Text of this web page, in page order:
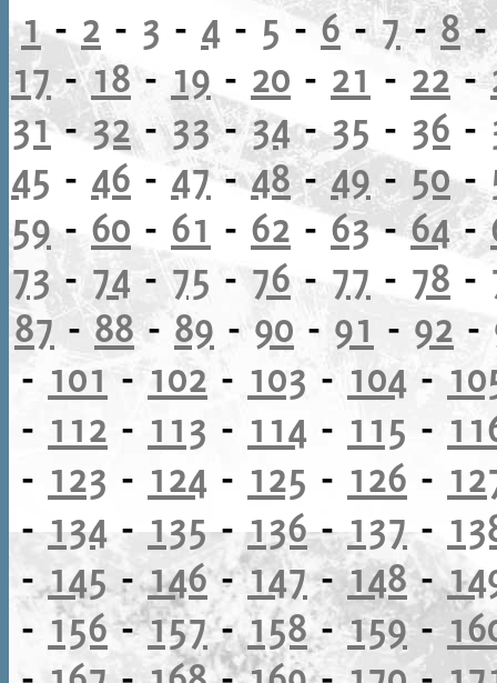
1- 2 - 3 - 4 - 5-6-7-8
17-18- 19 - 20 - 21 - 22 -
31-32-33-34-35 - 36 -
45 - 46 - 47-48-49 -50-
59- 60 - 61 - 62 -63-64-
73-74 - 75 - 76 - 77 - 78 -
87 -88-89 - 90 - 91 - 92 -
- 101 - 102 - 103 - 104 -
- 112 - 113 - 114 - 115 -
- 123 - 124 - 125 - 126 -
-134 - 135-136-137-
-145-146-147-148-
- 156-157-158-159-